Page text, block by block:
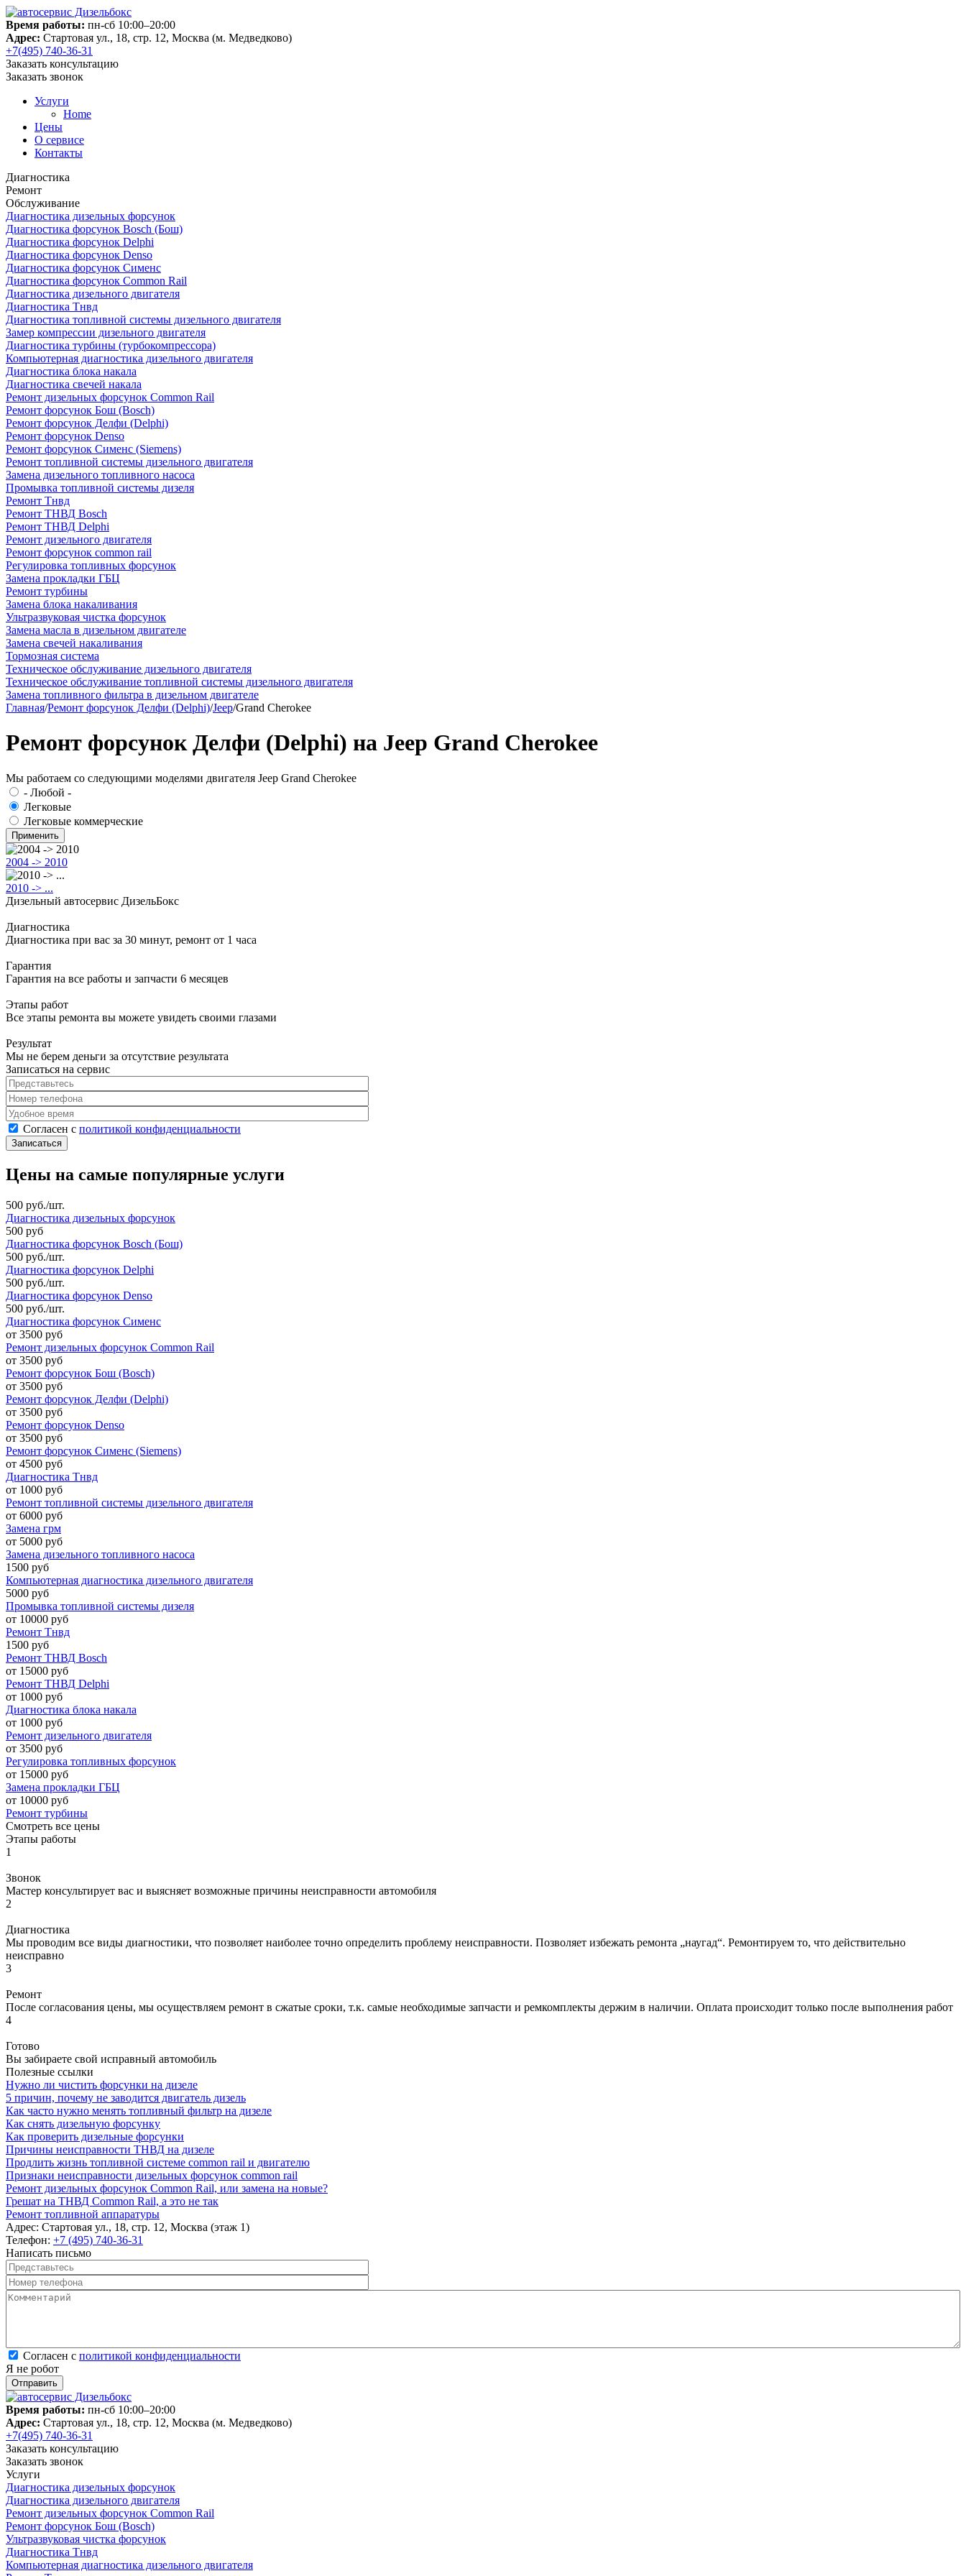
Время работы: пн-сб 10:00–20:00
Адрес: Стартовая ул., 18, стр. 12, Москва (м. Медведково)
+7(495) 740-36-31
Заказать консультацию
Заказать звонок
Услуги
Home
Цены
О сервисе
Контакты
Диагностика
Ремонт
Обслуживание
Диагностика дизельных форсунок
Диагностика форсунок Bosch (Бош)
Диагностика форсунок Delphi
Диагностика форсунок Denso
Диагностика форсунок Сименс
Диагностика форсунок Common Rail
Диагностика дизельного двигателя
Диагностика Тнвд
Диагностика топливной системы дизельного двигателя
Замер компрессии дизельного двигателя
Диагностика турбины (турбокомпрессора)
Компьютерная диагностика дизельного двигателя
Диагностика блока накала
Диагностика свечей накала
Ремонт дизельных форсунок Common Rail
Ремонт форсунок Бош (Bosch)
Ремонт форсунок Делфи (Delphi)
Ремонт форсунок Denso
Ремонт форсунок Сименс (Siemens)
Ремонт топливной системы дизельного двигателя
Замена дизельного топливного насоса
Промывка топливной системы дизеля
Ремонт Тнвд
Ремонт ТНВД Bosch
Ремонт ТНВД Delphi
Ремонт дизельного двигателя
Ремонт форсунок common rail
Регулировка топливных форсунок
Замена прокладки ГБЦ
Ремонт турбины
Замена блока накаливания
Ультразвуковая чистка форсунок
Замена масла в дизельном двигателе
Замена свечей накаливания
Тормозная система
Техническое обслуживание дизельного двигателя
Техническое обслуживание топливной системы дизельного двигателя
Замена топливного фильтра в дизельном двигателе
Главная/Ремонт форсунок Делфи (Delphi)/Jeep/Grand Cherokee
Ремонт форсунок Делфи (Delphi) на Jeep Grand Cherokee
Мы работаем со следующими моделями двигателя Jeep Grand Cherokee
- Любой -
Легковые
Легковые коммерческие
2004 -> 2010
2010 -> ...
Дизельный автосервис ДизельБокс
Диагностика
Диагностика при вас за 30 минут, ремонт от 1 часа
Гарантия
Гарантия на все работы и запчасти 6 месяцев
Этапы работ
Все этапы ремонта вы можете увидеть своими глазами
Результат
Мы не берем деньги за отсутствие результата
Записаться на сервис
Представьтесь
Номер телефона
Удобное время
Согласен с политикой конфиденциальности*
Согласен с политикой конфиденциальности
Цены на самые популярные услуги
500 руб./шт.
Диагностика дизельных форсунок
500 руб
Диагностика форсунок Bosch (Бош)
500 руб./шт.
Диагностика форсунок Delphi
500 руб./шт.
Диагностика форсунок Denso
500 руб./шт.
Диагностика форсунок Сименс
от 3500 руб
Ремонт дизельных форсунок Common Rail
от 3500 руб
Ремонт форсунок Бош (Bosch)
от 3500 руб
Ремонт форсунок Делфи (Delphi)
от 3500 руб
Ремонт форсунок Denso
от 3500 руб
Ремонт форсунок Сименс (Siemens)
от 4500 руб
Диагностика Тнвд
от 1000 руб
Ремонт топливной системы дизельного двигателя
от 6000 руб
Замена грм
от 5000 руб
Замена дизельного топливного насоса
1500 руб
Компьютерная диагностика дизельного двигателя
5000 руб
Промывка топливной системы дизеля
от 10000 руб
Ремонт Тнвд
1500 руб
Ремонт ТНВД Bosch
от 15000 руб
Ремонт ТНВД Delphi
от 1000 руб
Диагностика блока накала
от 1000 руб
Ремонт дизельного двигателя
от 3500 руб
Регулировка топливных форсунок
от 15000 руб
Замена прокладки ГБЦ
от 10000 руб
Ремонт турбины
Смотреть все цены
Этапы работы
1
Звонок
Мастер консультирует вас и выясняет возможные причины неисправности автомобиля
2
Диагностика
Мы проводим все виды диагностики, что позволяет наиболее точно определить проблему неисправности. Позволяет избежать ремонта „наугад“. Ремонтируем то, что действительно
неисправно
3
Ремонт
После согласования цены, мы осуществляем ремонт в сжатые сроки, т.к. самые необходимые запчасти и ремкомплекты держим в наличии. Оплата происходит только после выполнения работ
4
Готово
Вы забираете свой исправный автомобиль
Полезные ссылки
Нужно ли чистить форсунки на дизеле
5 причин, почему не заводится двигатель дизель
Как часто нужно менять топливный фильтр на дизеле
Как снять дизельную форсунку
Как проверить дизельные форсунки
Причины неисправности ТНВД на дизеле
Продлить жизнь топливной системе common rail и двигателю
Признаки неисправности дизельных форсунок common rail
Ремонт дизельных форсунок Common Rail, или замена на новые?
Грешат на ТНВД Common Rail, а это не так
Ремонт топливной аппаратуры
Адрес: Стартовая ул., 18, стр. 12, Москва (этаж 1)
Телефон: +7 (495) 740-36-31
Написать письмо
Представьтесь
Номер телефона
Комментарий
Согласен с политикой конфиденциальности*
Согласен с политикой конфиденциальности
Я не робот
Время работы: пн-сб 10:00–20:00
Адрес: Стартовая ул., 18, стр. 12, Москва (м. Медведково)
+7(495) 740-36-31
Заказать консультацию
Заказать звонок
Услуги
Диагностика дизельных форсунок
Диагностика дизельного двигателя
Ремонт дизельных форсунок Common Rail
Ремонт форсунок Бош (Bosch)
Ультразвуковая чистка форсунок
Диагностика Тнвд
Компьютерная диагностика дизельного двигателя